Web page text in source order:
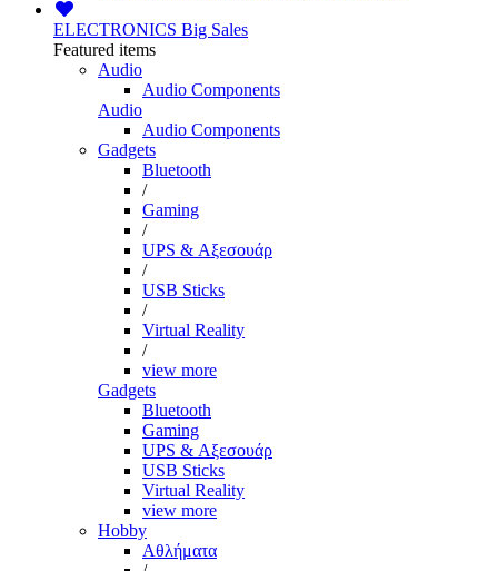
ELECTRONICS Big Sales
Featured items
Audio
Audio Components
Audio
Audio Components
Gadgets
Bluetooth
/
Gaming
/
UPS & Αξεσουάρ
/
USB Sticks
/
Virtual Reality
/
view more
Gadgets
Bluetooth
Gaming
UPS & Αξεσουάρ
USB Sticks
Virtual Reality
view more
Hobby
Αθλήματα